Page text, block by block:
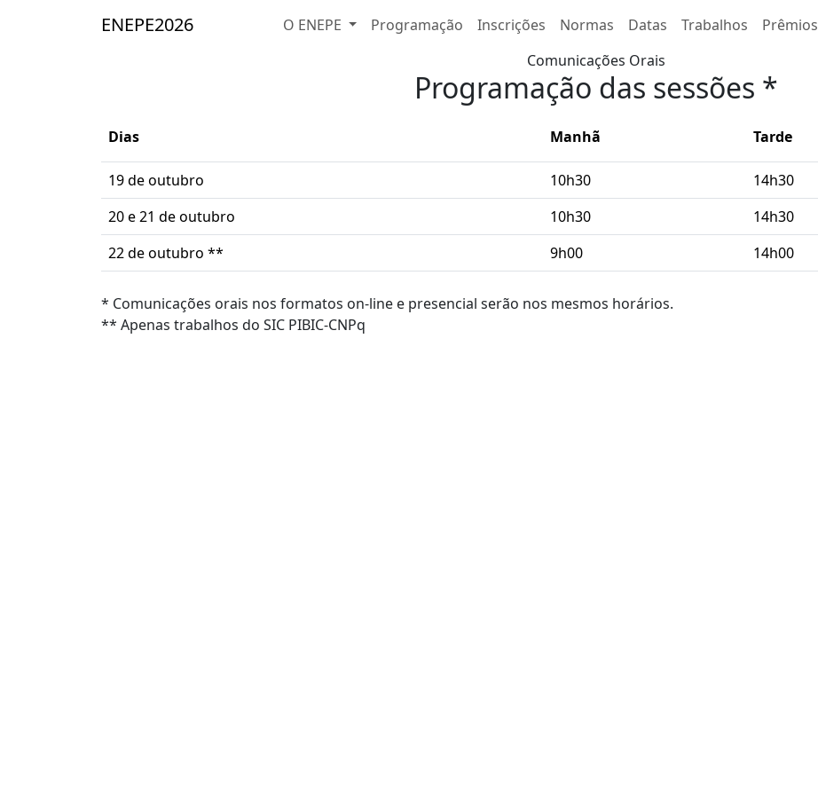
ENEPE2026 O ENEPE Programação Inscrições Normas Datas Trabalhos Prêmios
Comunicações Orais
Programação das sessões *
Dias Manhã Tarde
19 de outubro 10h30 14h30
20 e 21 de outubro
10h30 14h30
22 de outubro **
9h00 14h00
* Comunicações orais nos formatos on-line e presencial serão nos mesmos horários.
** Apenas trabalhos do SIC PIBIC-CNPq